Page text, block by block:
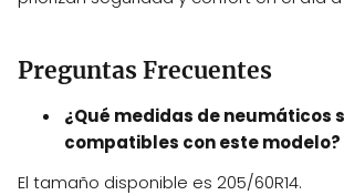
Preguntas Frecuentes
¿Qué medidas de neumáticos
compatibles con este modelo?
El tamaño disponible es 205/60R14.